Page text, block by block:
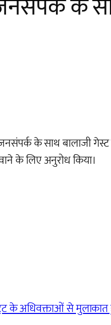
के साथ बालाजी
के लिए अनुरोध किया।
के अधिवक्ताओं से मुलाकात